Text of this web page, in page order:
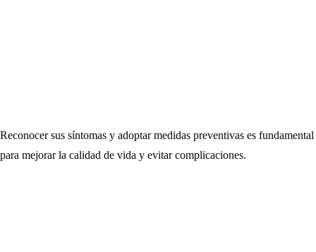
Reconocer sus síntomas y adoptar medidas preventivas es fundamental
para mejorar la calidad de vida y evitar complicaciones.